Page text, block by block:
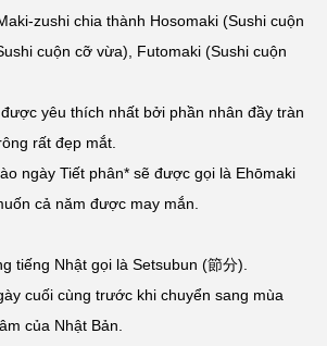
zushi chia thành Hosomaki (Sushi cuộn
cuộn cỡ vừa), Futomaki (Sushi cuộn
yêu thích nhất bởi phần nhân đầy tràn
rất đẹp mắt.
ngày Tiết phân* sẽ được gọi là Ehōmaki
cả năm được may mắn.
tiếng Nhật gọi là Setsubun (節分).
cuối cùng trước khi chuyển sang mùa
của Nhật Bản.